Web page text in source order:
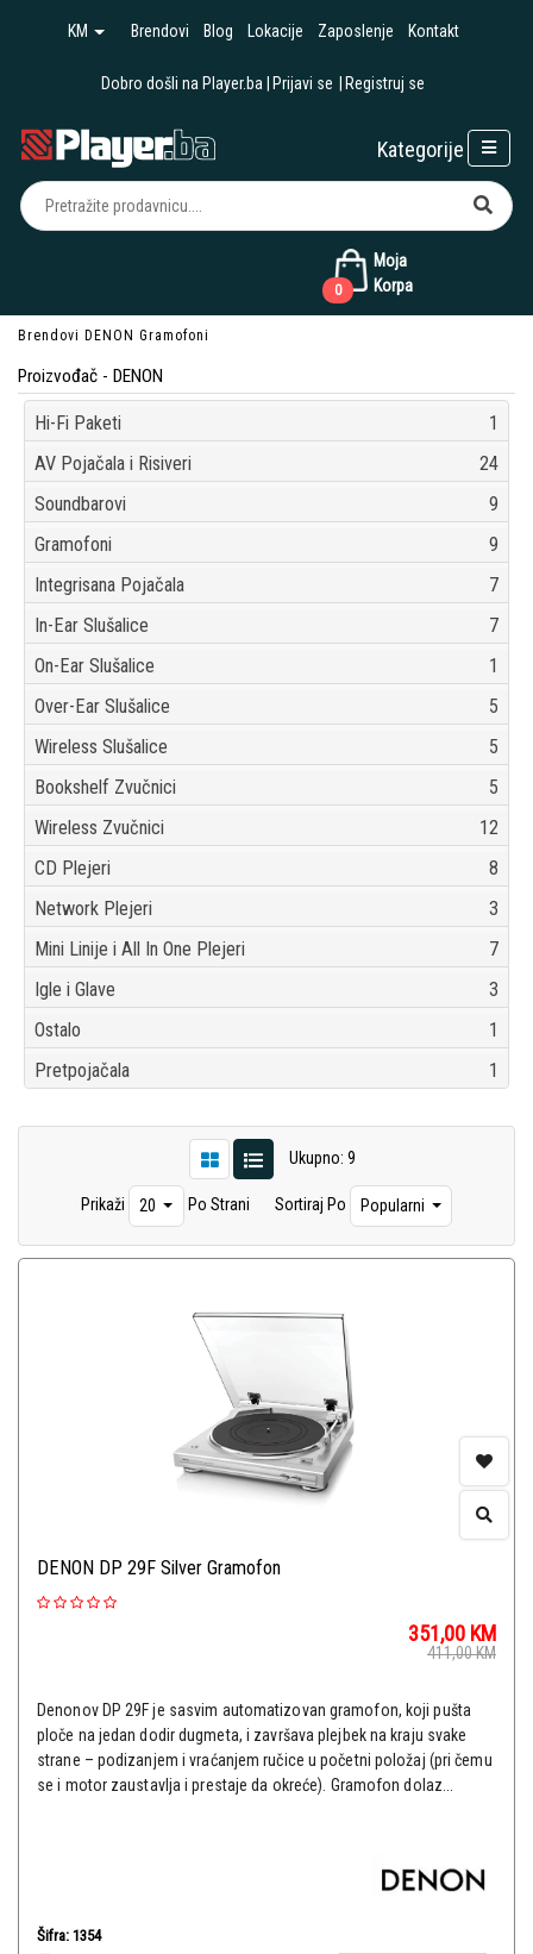
KM Brendovi Blog Lokacije Zaposlenje Kontakt
Dobro došli na Player.ba Prijavi se Registruj se
Moja
Korpa
0
Kategorije
Brendovi DENON Gramofoni
Proizvođač - DENON
Hi-Fi Paketi
1
AV Pojačala i Risiveri
24
Soundbarovi
9
Gramofoni
9
Integrisana Pojačala
7
In-Ear Slušalice
7
On-Ear Slušalice
1
Over-Ear Slušalice
5
Wireless Slušalice
5
Bookshelf Zvučnici
5
Wireless Zvučnici
12
CD Plejeri
8
Network Plejeri
3
Mini Linije i All In One Plejeri
7
Igle i Glave
3
Ostalo
1
Pretpojačala
1
Ukupno: 9
Prikaži 20 Po Strani Sortiraj Po Popularni
DENON DP 29F Silver Gramofon
351,00 KM
411,00KM
Denonov DP 29F je sasvim automatizovan gramofon, koji pušta
ploče na jedan dodir dugmeta, i završava plejbek na kraju svake
strane – podizanjem i vraćanjem ručice u početni položaj (pri čemu
se i motor zaustavlja i prestaje da okreće). Gramofon dolaz...
Šifra: 1354